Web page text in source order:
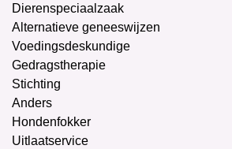
Dierenspeciaalzaak
Alternatieve geneeswijzen
Voedingsdeskundige
Gedragstherapie
Stichting
Anders
Hondenfokker
Uitlaatservice